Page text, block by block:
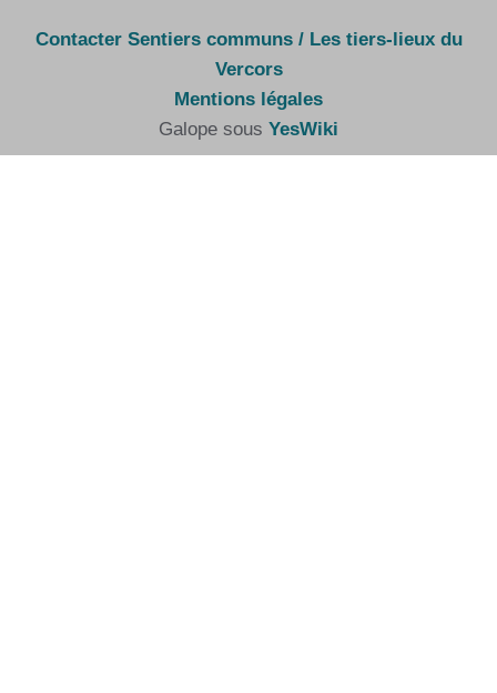
Contacter Sentiers communs / Les tiers-lieux du
Vercors
Mentions légales
Galope sous YesWiki